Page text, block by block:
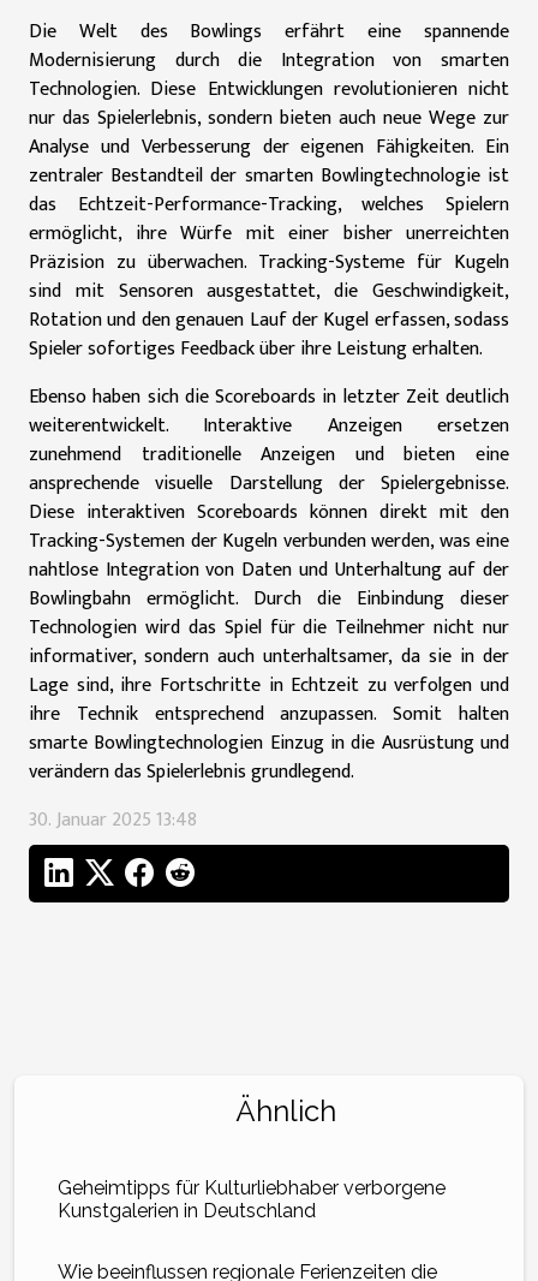
Ähnlich
Geheimtipps für Kulturliebhaber verborgene
Kunstgalerien in Deutschland
Wie beeinflussen regionale Ferienzeiten die
Die Welt des Bowlings erfährt eine spannende
Modernisierung durch die Integration von smarten
Technologien. Diese Entwicklungen revolutionieren nicht
nur das Spielerlebnis, sondern bieten auch neue Wege zur
Analyse und Verbesserung der eigenen Fähigkeiten. Ein
zentraler Bestandteil der smarten Bowlingtechnologie ist
das Echtzeit-Performance-Tracking, welches Spielern
ermöglicht, ihre Würfe mit einer bisher unerreichten
Präzision zu überwachen. Tracking-Systeme für Kugeln
sind mit Sensoren ausgestattet, die Geschwindigkeit,
Rotation und den genauen Lauf der Kugel erfassen, sodass
Spieler sofortiges Feedback über ihre Leistung erhalten.
Ebenso haben sich die Scoreboards in letzter Zeit deutlich
weiterentwickelt. Interaktive Anzeigen ersetzen
zunehmend traditionelle Anzeigen und bieten eine
ansprechende visuelle Darstellung der Spielergebnisse.
Diese interaktiven Scoreboards können direkt mit den
Tracking-Systemen der Kugeln verbunden werden, was eine
nahtlose Integration von Daten und Unterhaltung auf der
Bowlingbahn ermöglicht. Durch die Einbindung dieser
Technologien wird das Spiel für die Teilnehmer nicht nur
informativer, sondern auch unterhaltsamer, da sie in der
Lage sind, ihre Fortschritte in Echtzeit zu verfolgen und
ihre Technik entsprechend anzupassen. Somit halten
smarte Bowlingtechnologien Einzug in die Ausrüstung und
verändern das Spielerlebnis grundlegend.
30. Januar 2025 13:48